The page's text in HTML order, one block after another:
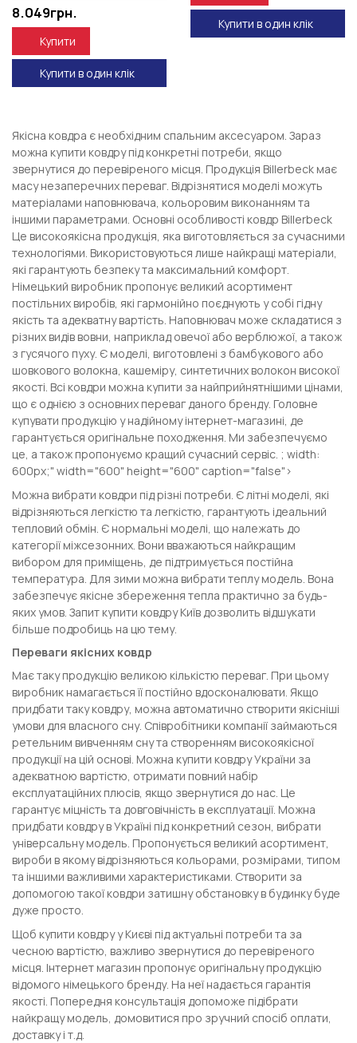
8.049грн.
Купити
Купити в один клік
Купити в один клік
Якісна ковдра є необхідним спальним аксесуаром. Зараз
можна купити ковдру під конкретні потреби, якщо
звернутися до перевіреного місця. Продукція Billerbeck має
масу незаперечних переваг. Відрізнятися моделі можуть
матеріалами наповнювача, кольоровим виконанням та
іншими параметрами. Основні особливості ковдр Billerbeck
Це високоякісна продукція, яка виготовляється за сучасними
технологіями. Використовуються лише найкращі матеріали,
які гарантують безпеку та максимальний комфорт.
Німецький виробник пропонує великий асортимент
постільних виробів, які гармонійно поєднують у собі гідну
якість та адекватну вартість. Наповнювач може складатися з
різних видів вовни, наприклад овечої або верблюжої, а також
з гусячого пуху. Є моделі, виготовлені з бамбукового або
шовкового волокна, кашеміру, синтетичних волокон високої
якості. Всі ковдри можна купити за найприйнятнішими цінами,
що є однією з основних переваг даного бренду. Головне
купувати продукцію у надійному інтернет-магазині, де
гарантується оригінальне походження. Ми забезпечуємо
це, а також пропонуємо кращий сучасний сервіс. ; width:
600px;" width="600" height="600" caption="false">
Можна вибрати ковдри під різні потреби. Є літні моделі, які
відрізняються легкістю та легкістю, гарантують ідеальний
тепловий обмін. Є нормальні моделі, що належать до
категорії міжсезонних. Вони вважаються найкращим
вибором для приміщень, де підтримується постійна
температура. Для зими можна вибрати теплу модель. Вона
забезпечує якісне збереження тепла практично за будь-
яких умов. Запит купити ковдру Київ дозволить відшукати
більше подробиць на цю тему.
Переваги якісних ковдр
Має таку продукцію великою кількістю переваг. При цьому
виробник намагається її постійно вдосконалювати. Якщо
придбати таку ковдру, можна автоматично створити якісніші
умови для власного сну. Співробітники компанії займаються
ретельним вивченням сну та створенням високоякісної
продукції на цій основі. Можна купити ковдру України за
адекватною вартістю, отримати повний набір
експлуатаційних плюсів, якщо звернутися до нас. Це
гарантує міцність та довговічність в експлуатації. Можна
придбати ковдру в Україні під конкретний сезон, вибрати
універсальну модель. Пропонується великий асортимент,
вироби в якому відрізняються кольорами, розмірами, типом
та іншими важливими характеристиками. Створити за
допомогою такої ковдри затишну обстановку в будинку буде
дуже просто.
Щоб купити ковдру у Києві під актуальні потреби та за
чесною вартістю, важливо звернутися до перевіреного
місця. Інтернет магазин пропонує оригінальну продукцію
відомого німецького бренду. На неї надається гарантія
якості. Попередня консультація допоможе підібрати
найкращу модель, домовитися про зручний спосіб оплати,
доставку і т.д.